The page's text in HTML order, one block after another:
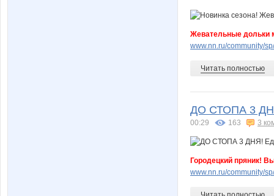
Жевательные дольки
www.nn.ru/community/
Читать полностью
ДО СТОПА 3
00:29 163 3
Городецкий пряник!
www.nn.ru/community/